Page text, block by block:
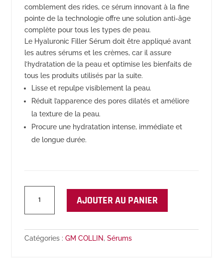
comblement des rides, ce sérum innovant à la fine
pointe de la technologie offre une solution anti-âge
complète pour tous les types de peau.
Le Hyaluronic Filler Sérum doit être appliqué avant
les autres sérums et les crèmes, car il assure
l’hydratation de la peau et optimise les bienfaits de
tous les produits utilisés par la suite.
Lisse et repulpe visiblement la peau.
Réduit l’apparence des pores dilatés et améliore
la texture de la peau.
Procure une hydratation intense, immédiate et
de longue durée.
Sérum
Filler
AJOUTER AU PANIER
Catégories :GM COLLIN,Sérums